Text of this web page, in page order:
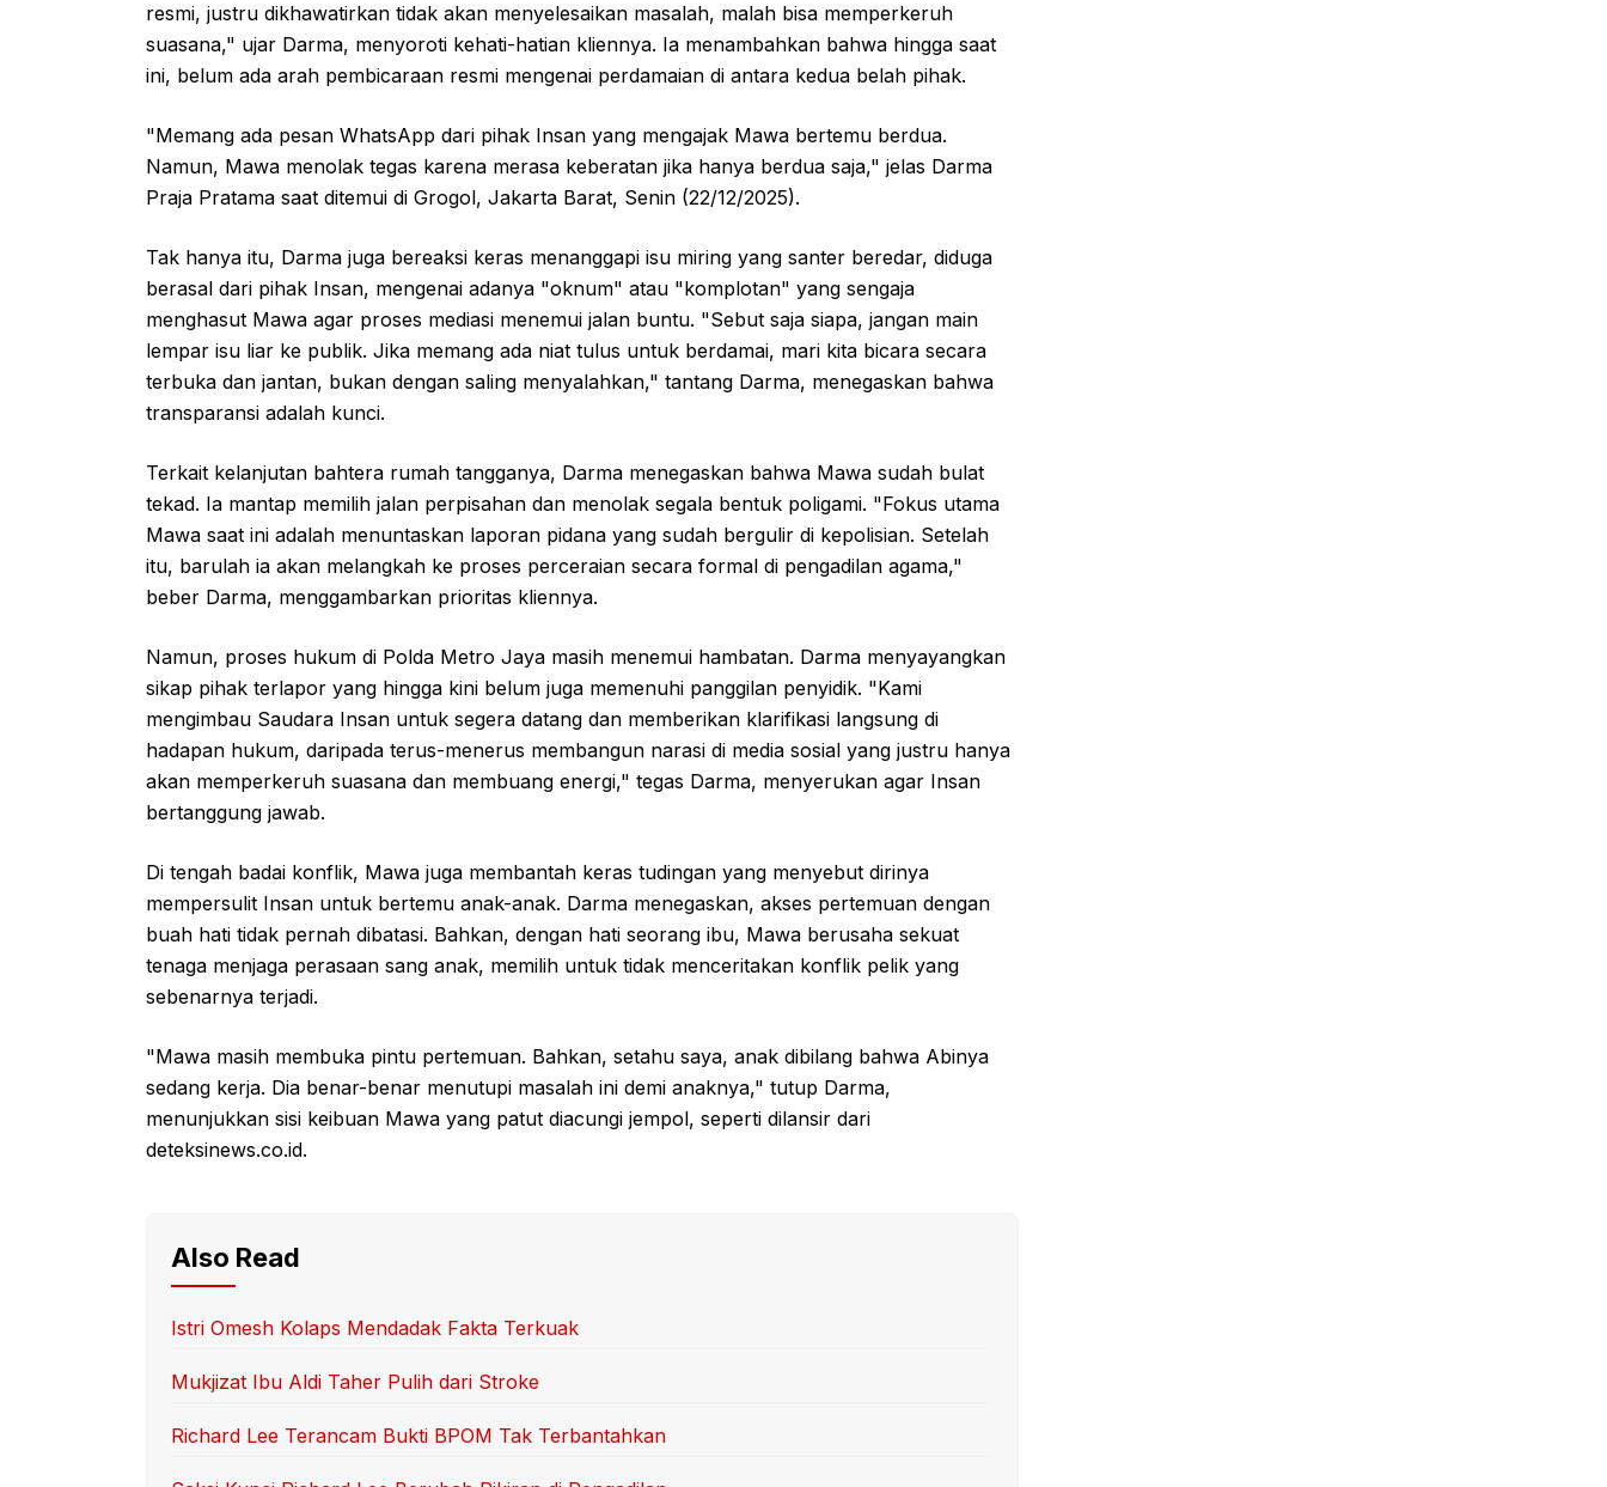
resmi, justru dikhawatirkan tidak akan menyelesaikan masalah, malah bisa memperkeruh
suasana," ujar Darma, menyoroti kehati-hatian kliennya. Ia menambahkan bahwa hingga saat
ini, belum ada arah pembicaraan resmi mengenai perdamaian di antara kedua belah pihak.
"Memang ada pesan WhatsApp dari pihak Insan yang mengajak Mawa bertemu berdua.
Namun, Mawa menolak tegas karena merasa keberatan jika hanya berdua saja," jelas Darma
Praja Pratama saat ditemui di Grogol, Jakarta Barat, Senin (22/12/2025).
Tak hanya itu, Darma juga bereaksi keras menanggapi isu miring yang santer beredar, diduga
berasal dari pihak Insan, mengenai adanya "oknum" atau "komplotan" yang sengaja
menghasut Mawa agar proses mediasi menemui jalan buntu. "Sebut saja siapa, jangan main
lempar isu liar ke publik. Jika memang ada niat tulus untuk berdamai, mari kita bicara secara
terbuka dan jantan, bukan dengan saling menyalahkan," tantang Darma, menegaskan bahwa
transparansi adalah kunci.
Terkait kelanjutan bahtera rumah tangganya, Darma menegaskan bahwa Mawa sudah bulat
tekad. Ia mantap memilih jalan perpisahan dan menolak segala bentuk poligami. "Fokus utama
Mawa saat ini adalah menuntaskan laporan pidana yang sudah bergulir di kepolisian. Setelah
itu, barulah ia akan melangkah ke proses perceraian secara formal di pengadilan agama,"
beber Darma, menggambarkan prioritas kliennya.
Namun, proses hukum di Polda Metro Jaya masih menemui hambatan. Darma menyayangkan
sikap pihak terlapor yang hingga kini belum juga memenuhi panggilan penyidik. "Kami
mengimbau Saudara Insan untuk segera datang dan memberikan klarifikasi langsung di
hadapan hukum, daripada terus-menerus membangun narasi di media sosial yang justru hanya
akan memperkeruh suasana dan membuang energi," tegas Darma, menyerukan agar Insan
bertanggung jawab.
Di tengah badai konflik, Mawa juga membantah keras tudingan yang menyebut dirinya
mempersulit Insan untuk bertemu anak-anak. Darma menegaskan, akses pertemuan dengan
buah hati tidak pernah dibatasi. Bahkan, dengan hati seorang ibu, Mawa berusaha sekuat
tenaga menjaga perasaan sang anak, memilih untuk tidak menceritakan konflik pelik yang
sebenarnya terjadi.
"Mawa masih membuka pintu pertemuan. Bahkan, setahu saya, anak dibilang bahwa Abinya
sedang kerja. Dia benar-benar menutupi masalah ini demi anaknya," tutup Darma,
menunjukkan sisi keibuan Mawa yang patut diacungi jempol, seperti dilansir dari
deteksinews.co.id.
Also Read
Istri Omesh Kolaps Mendadak Fakta Terkuak
Mukjizat Ibu Aldi Taher Pulih dari Stroke
Richard Lee Terancam Bukti BPOM Tak Terbantahkan